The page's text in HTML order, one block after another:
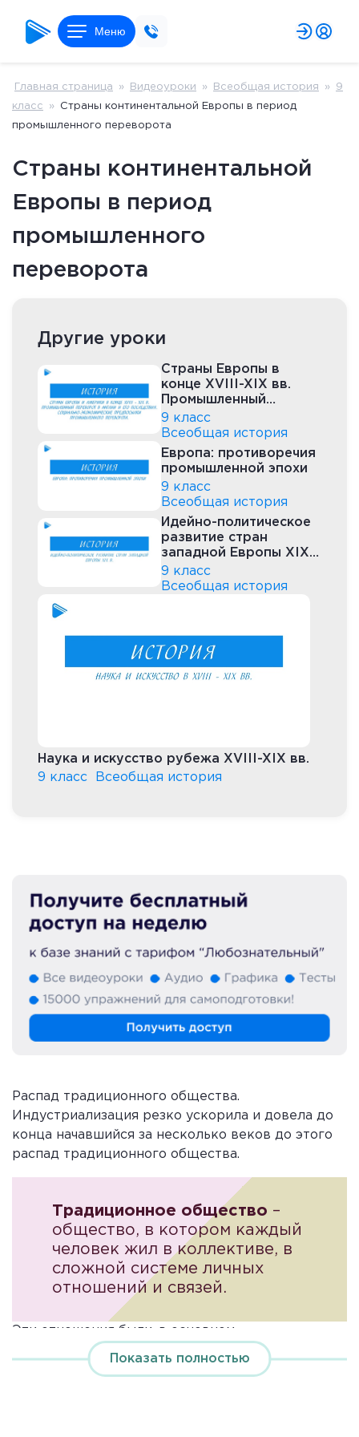
Меню
Главная страница » Видеоуроки » Всеобщая история » 9
класс » Страны континентальной Европы в период
промышленного переворота
Страны континентальной
Европы в период
промышленного
переворота
Другие уроки
Страны Европы в
конце XVIII-XIX вв.
Промышленный
переворот в Англии
9 класс
Всеобщая история
Европа: противоречия
промышленной эпохи
9 класс
Всеобщая история
Идейно-политическое
развитие стран
западной Европы XIX
века
9 класс
Всеобщая история
Наука и искусство рубежа XVIII-XIX вв.
9 класс
Всеобщая история
Распад традиционного общества.
Индустриализация резко ускорила и довела до
конца начавшийся за несколько веков до этого
распад традиционного общества.
Традиционное общество –
общество, в котором каждый
человек жил в коллективе, в
сложной системе личных
отношений и связей.
Эти отношения были, в основном,
принудительными, человек не сам их строил, а
получал при рождении. Почти так же, как
Показать полностью